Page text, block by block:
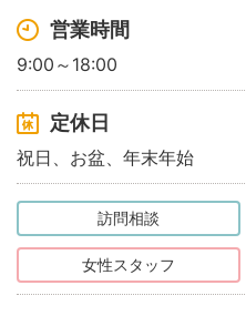
営業時間
9:00～18:00
定休日
祝日、お盆、年末年始
訪問相談
女性スタッフ